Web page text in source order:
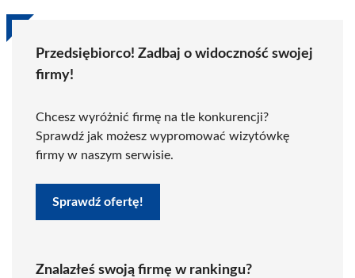
Przedsiębiorco! Zadbaj o widoczność swojej
firmy!
Chcesz wyróżnić firmę na tle konkurencji?
Sprawdź jak możesz wypromować wizytówkę
firmy w naszym serwisie.
Sprawdź ofertę!
Znalazłeś swoją firmę w rankingu?